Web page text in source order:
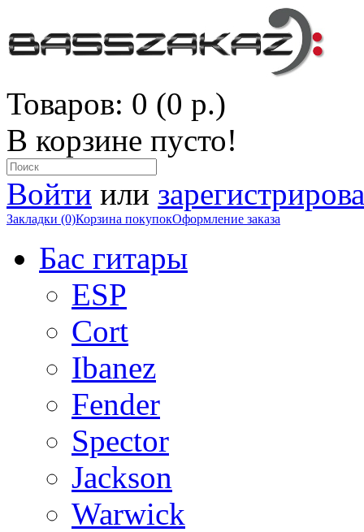
Товаров: 0 (0 р.)
В корзине пусто!
Войти или
Закладки (0)Корзина покупокОформление заказа
Бас гитары
ESP
Cort
Ibanez
Fender
Spector
Jackson
Warwick